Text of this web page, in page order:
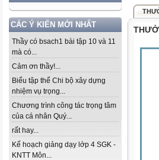
CÁC Ý KIẾN MỚI NHẤT
Thầy có bsach1 bài tập 10 và 11
mà có...
Cảm ơn thầy!...
Biểu tập thể Chi bộ xây dựng
nhiệm vụ trọng...
Chương trình công tác trọng tâm
của cá nhân Quý...
rất hay...
Kế hoạch giảng dạy lớp 4 SGK -
KNTT Môn...